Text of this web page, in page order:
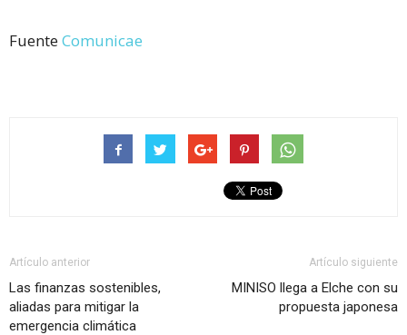
FuenteComunicae
Artículo anterior
Las finanzas sostenibles,
aliadas para mitigar la
emergencia climática
Artículo siguiente
MINISO llega a Elche con su
propuesta japonesa